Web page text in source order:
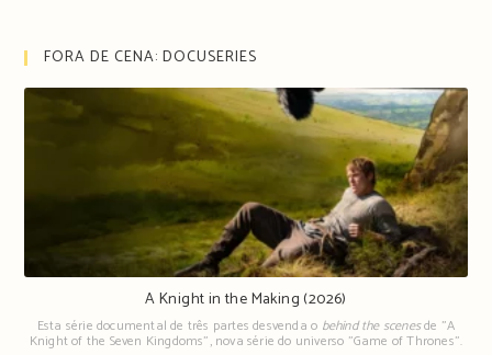
FORA DE CENA: DOCUSERIES
A Knight in the Making (2026)
Esta série documental de três partes desvenda o behind the scenesde "A
Knight of the Seven Kingdoms", nova série do universo "Game of Thrones".